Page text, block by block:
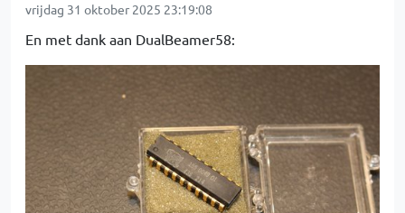
vrijdag 31 oktober 2025 23:19:08
En met dank aan DualBeamer58: